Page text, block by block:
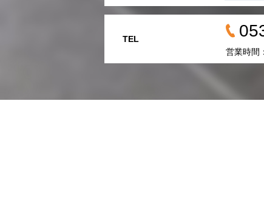
TEL
営業時間